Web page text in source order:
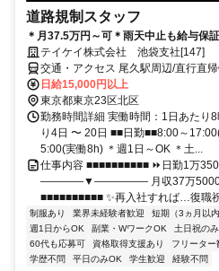
道路規制スタッフ
＊月37.5万円～可＊雨天中止も給与保
テイケイ株式会社 池袋支社[147]
交通・アクセス 尾久駅周辺/直行直
日給15,000円以上
東京都東京23区北区
勤務時間詳細 実働時間：1日あたり
り4日 〜 20日 ■■日勤■■8:00～
5:00(実働8h) ＊週1日～OK ＊土...
仕事内容 ■■■■■■■■■■ ⏩日勤1万
――――▼――――― 月収37万5000円
■■■■■■■■■■ ✨再入社すれば…復職
制服あり 業界未経験者歓迎 短期（3ヵ月以内
週1日からOK
副業・WワークOK 土日祝の
60代も応募可
資格取得支援あり フリーター
学歴不問
平日のみOK 学生歓迎 経験不問